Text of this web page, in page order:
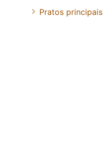
Pratos principais